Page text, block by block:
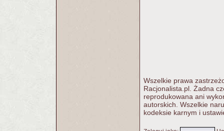
Wszelkie prawa
Racjonalista.pl. Żadna
reprodukowana ani
autorskich. Wszelkie
kodeksie karnym i